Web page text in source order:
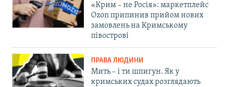
«Крим – не Росія»: маркетплейс
Ozon припинив прийом нових
замовлень на Кримському
півострові
ПРАВА ЛЮДИНИ
Мить – і ти шпигун. Як у
кримських судах розглядають